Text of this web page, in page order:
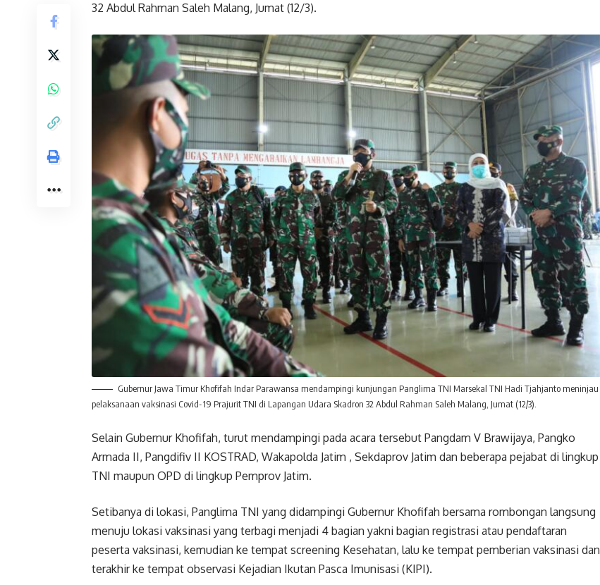
32 Abdul Rahman Saleh Malang, Jumat (12/3).
Gubernur Jawa Timur Khofifah Indar Parawansa mendampingi kunjungan Panglima TNI Marsekal TNI Hadi Tjahjanto meninjau
pelaksanaan vaksinasi Covid-19 Prajurit TNI di Lapangan Udara Skadron 32 Abdul Rahman Saleh Malang, Jumat (12/3).
Selain Gubernur Khofifah, turut mendampingi pada acara tersebut Pangdam V Brawijaya, Pangko
Armada II, Pangdifiv II KOSTRAD, Wakapolda Jatim , Sekdaprov Jatim dan beberapa pejabat di lingkup
TNI maupun OPD di lingkup Pemprov Jatim.
Setibanya di lokasi, Panglima TNI yang didampingi Gubernur Khofifah bersama rombongan langsung
menuju lokasi vaksinasi yang terbagi menjadi 4 bagian yakni bagian registrasi atau pendaftaran
peserta vaksinasi, kemudian ke tempat screening Kesehatan, lalu ke tempat pemberian vaksinasi dan
terakhir ke tempat observasi Kejadian Ikutan Pasca Imunisasi (KIPI).